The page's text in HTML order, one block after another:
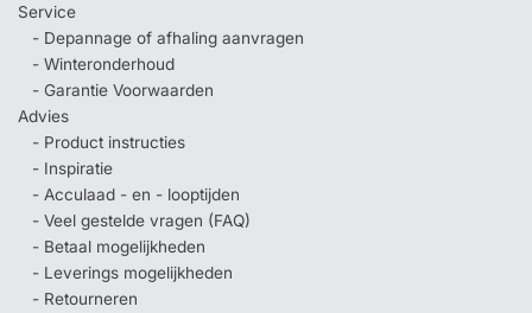
Service
- Depannage of afhaling aanvragen
- Winteronderhoud
- Garantie Voorwaarden
Advies
- Product instructies
- Inspiratie
- Acculaad - en - looptijden
- Veel gestelde vragen (FAQ)
- Betaal mogelijkheden
- Leverings mogelijkheden
- Retourneren